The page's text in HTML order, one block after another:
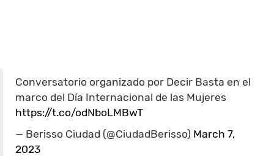
Conversatorio organizado por Decir Basta en el
marco del Día Internacional de las Mujeres
https://t.co/odNboLMBwT
— Berisso Ciudad (@CiudadBerisso) March 7,
2023